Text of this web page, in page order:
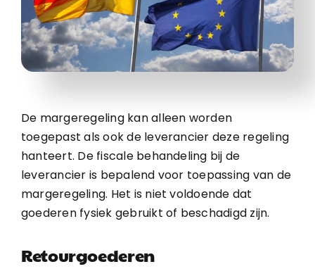
De margeregeling kan alleen worden
toegepast als ook de leverancier deze regeling
hanteert. De fiscale behandeling bij de
leverancier is bepalend voor toepassing van de
margeregeling. Het is niet voldoende dat
goederen fysiek gebruikt of beschadigd zijn.
Retourgoederen